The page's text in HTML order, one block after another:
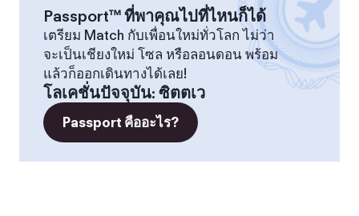
Passport™ ที่พาคุณไปที่ไหนก็ได้
เตรียม Match กับเพื่อนใหม่ทั่วโลก ไม่ว่า
จะเป็นเชียงใหม่ โซล หรือลอนดอน พร้อม
แล้วก็ออกเดินทางได้เลย!
โลเคชั่นปัจจุบัน: ซิตตเว
Passport คืออะไร?